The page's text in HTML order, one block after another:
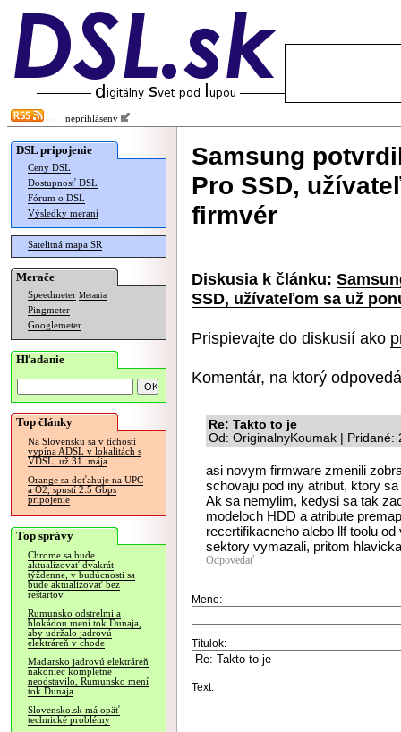
neprihlásený
DSL pripojenie
Ceny DSL
Dostupnosť DSL
Fórum o DSL
Výsledky meraní
Satelitná mapa SR
Merače
Speedmeter Merania
Pingmeter
Googlemeter
Hľadanie
Top články
Na Slovensku sa v tichosti
vypína ADSL v lokalitách s
VDSL, už 31. mája
Orange sa doťahuje na UPC
a O2, spustí 2.5 Gbps
pripojenie
Top správy
Chrome sa bude
aktualizovať dvakrát
týždenne, v budúcnosti sa
bude aktualizovať bez
reštartov
Rumunsko odstrelmi a
blokádou mení tok Dunaja,
aby udržalo jadrovú
elektráreň v chode
Maďarsko jadrovú elektráreň
nakoniec kompletne
neodstavilo, Rumunsko mení
tok Dunaja
Slovensko.sk má opäť
technické problémy
Samsung
Pro SSD,
firmvér
Diskusia k článku:
SSD, užívateľom sa už
Prispievajte do diskusií ako
Komentár, na ktorý
Re: Takto to je
Od: OriginalnyKoumak | Pridané:
asi novym firmware zmenili
schovaju pod iny atribut, ktory
Ak sa nemylim, kedysi sa tak
modeloch HDD a atribute
recertifikacneho alebo llf toolu
sektory vymazali, pritom
Odpovedať
Meno:
Titulok:
Text: